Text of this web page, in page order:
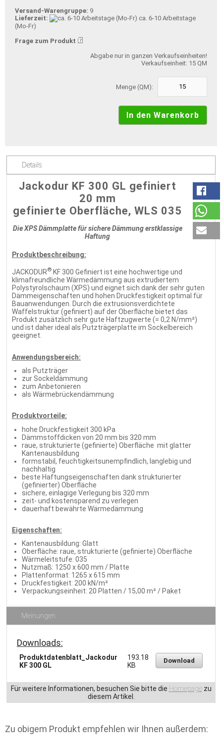
Versand-Warengruppe: 9
Lieferzeit:
ca. 6-10 Arbeitstage
(Mo-Fr)
Frage zum Produkt
Abgabe nur in ganzen Verkaufseinheiten!
Verkaufseinheit: 15 QM
Menge (QM):
Details
Jackodur KF 300 GL gefiniert
20 mm
gefinierte Oberfläche, WLS 035
Die XPS Dämmplatte für sichere Dämmung erstklassige
Haftung
Produktbeschreibung:
JACKODUR®KF 300 Gefiniert ist eine hochwertige und
klimafreundliche Wärmedämmung aus extrudiertem
Polystyrolschaum (XPS) und eignet sich dank der sehr guten
Dämmeigenschaften und hohen Druckfestigkeit optimal für
Bauanwendungen. Durch die extrusionsverdichtete
Waffelstruktur (gefiniert) auf der Oberfläche bietet das
Produkt zusätzlich sehr gute Haftzugwerte (= 0,2 N/mm²)
und ist daher ideal als Putzträgerplatte im Sockelbereich
geeignet.
Anwendungsbereich:
als Putzträger
zur Sockeldämmung
zum Anbetonieren
als Wärmebrückendämmung
Produktvorteile:
hohe Druckfestigkeit 300 kPa
Dämmstoffdicken von 20 mm bis 320 mm
raue, strukturierte (gefinierte) Oberfläche mit glatter
Kantenausbildung
formstabil, feuchtigkeitsunempfindlich, langlebig und
nachhaltig
beste Haftungseigenschaften dank strukturierter
(gefinierter) Oberfläche
sichere, einlagige Verlegung bis 320 mm
zeit- und kostensparend zu verlegen
dauerhaft bewährte Wärmedämmung
Eigenschaften:
Kantenausbildung: Glatt
Oberfläche: raue, strukturierte (gefinierte) Oberfläche
Wärmeleitstufe: 035
Nutzmaß: 1250 x 600 mm / Platte
Plattenformat: 1265 x 615 mm
Druckfestigkeit: 200 kN/m²
Verpackungseinheit: 20 Platten / 15,00 m² / Paket
Meinungen
Downloads:
Produktdatenblatt_Jackodur
KF 300 GL
193.18
KB
Download
Für weitere Informationen, besuchen Sie bitte die Homepagezu
diesem Artikel.
Zu obigem Produkt empfehlen wir Ihnen außerdem: